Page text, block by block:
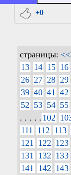
+0
страницы: <<
13 14 15 16
26 27 28 29
39 40 41 42
52 53 54 55
. . . . . 102
111
112 113
121
122 123
131
132 133
141
142 143